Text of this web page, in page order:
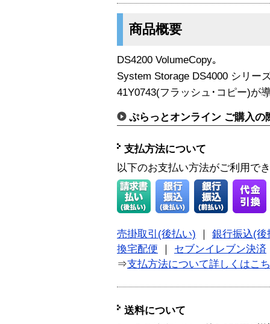
商品概要
DS4200 VolumeCopy｡
System Storage DS4000 シリー
41Y0743(フラッシュ･コピー)が
ぷらっとオンライン ご購入の
支払方法について
以下のお支払い方法がご利用で
売掛取引(後払い)
銀行振込(後
換宅配便
セブンイレブン決済
⇒支払方法について詳しくはこ
送料について